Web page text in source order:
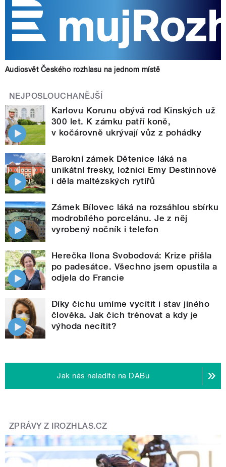
Audiosvět Českého rozhlasu na jednom místě
NEJPOSLOUCHANĚJŠÍ
Karlovu Korunu obývá rod Kinských už
300 let. K zámku patří koně,
v kočárovně ukrývají vůz z pohádky
Barokní zámek Dětenice láká na
unikátní fresky, ložnici Emy Destinnové
i děla maltézských rytířů
Zámek Bílovec láká na rozsáhlou sbírku
modrobílého porcelánu. Je z něj
vyrobený nočník i telefon
Herečka Ilona Svobodová: Krize přišla
po padesátce. Všechno jsem opustila a
odjela do Francie
Díky čichu umíme vycítit i stav jiného
člověka. Jak čich trénovat a kdy je
výhoda necítit?
Jak nás naladíte na DABu
ZPRÁVY Z IROZHLAS.CZ